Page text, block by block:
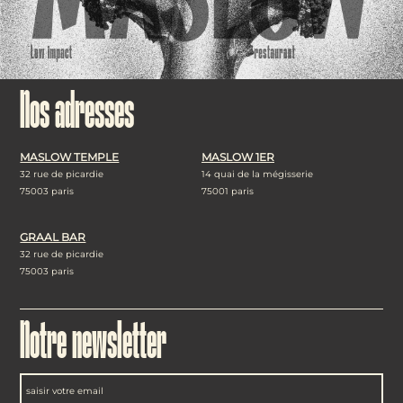
Nos adresses
MASLOW TEMPLE
32 rue de picardie
75003 paris
MASLOW 1ER
14 quai de la mégisserie
75001 paris
GRAAL BAR
32 rue de picardie
75003 paris
Notre newsletter